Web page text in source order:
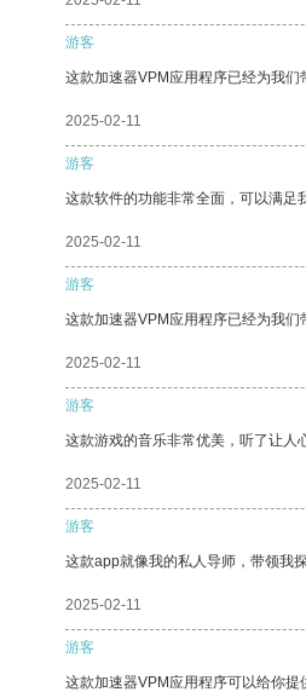
游客
这款加速器VPM应用程序已经为我
2025-02-11
游客
这款软件的功能非常全面，可以满足
2025-02-11
游客
这款加速器VPM应用程序已经为我
2025-02-11
游客
这款游戏的音乐非常优美，听了让人
2025-02-11
游客
这款app就像我的私人导师，带领我
2025-02-11
游客
这款加速器VPM应用程序可以给你提